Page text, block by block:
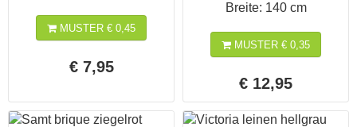
MUSTER € 0,45
€ 7,95
Breite: 140 cm
MUSTER € 0,35
€ 12,95